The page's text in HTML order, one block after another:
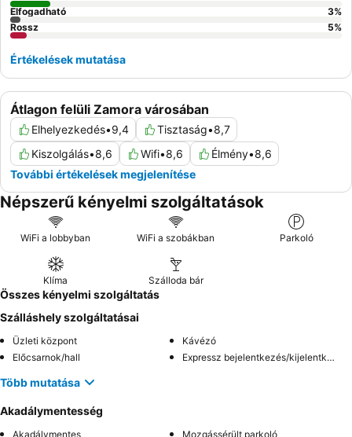
Átlagon felüli Zamora városában
Elhelyezkedés•9,4 Tisztaság•8,7
Kiszolgálás•8,6 Wifi•8,6 Élmény•8,6
További értékelések megjelenítése
Elfogadható
3%
Rossz
5%
Értékelések mutatása
Népszerű kényelmi szolgáltatások
WiFi a lobbyban WiFi a szobákban Parkoló
Klíma Szálloda bár
Összes kényelmi szolgáltatás
Szálláshely szolgáltatásai
Üzleti központ
Kávézó
Előcsarnok/hall
Expressz bejelentkezés/kijelentkezés
Több mutatása
Akadálymentesség
Akadálymentes Mozgássérült parkoló